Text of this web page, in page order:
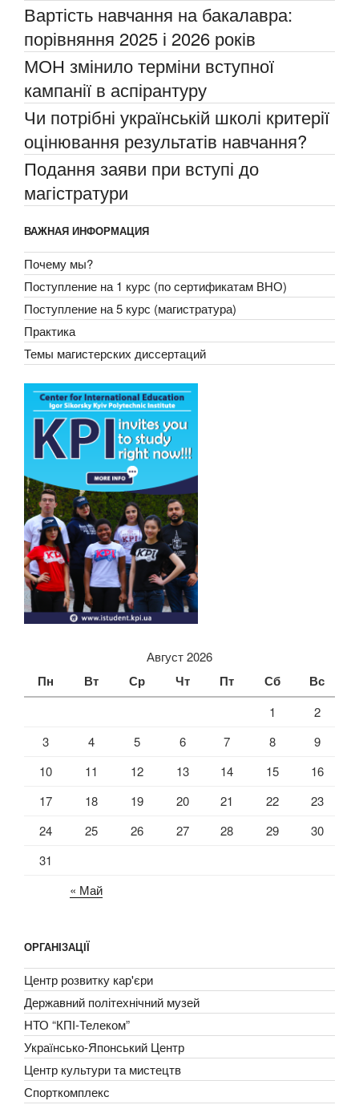
Вартість навчання на бакалавра:
порівняння 2025 і 2026 років
МОН змінило терміни вступної
кампанії в аспірантуру
Чи потрібні українській школі критерії
оцінювання результатів навчання?
Подання заяви при вступі до
магістратури
ВАЖНАЯ ИНФОРМАЦИЯ
Почему мы?
Поступление на 1 курс (по сертификатам ВНО)
Поступление на 5 курс (магистратура)
Практика
Темы магистерских диссертаций
Август 2026
Пн Вт Ср Чт Пт Сб Вс
1
2
3
4 5 6 7 8
9
10
11 12 13 14 15
16
17
18 19 20 21 22
23
24
25 26 27 28 29
30
31
« Май
ОРГАНІЗАЦІЇ
Центр розвитку кар'єри
Державний політехнічний музей
НТО “КПІ-Телеком”
Українсько-Японський Центр
Центр культури та мистецтв
Спорткомплекс